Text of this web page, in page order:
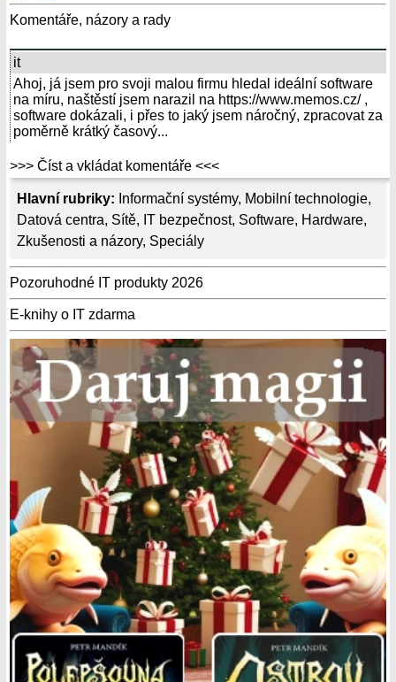
Hlavní rubriky: Informační systémy, Mobilní technologie,
Datová centra, Sítě, IT bezpečnost, Software, Hardware,
Zkušenosti a názory, Speciály
Pozoruhodné IT produkty 2026
E-knihy o IT zdarma
Komentáře, názory a rady
it
Ahoj, já jsem pro svoji malou firmu hledal ideální software
na míru, naštěstí jsem narazil na https://www.memos.cz/ ,
software dokázali, i přes to jaký jsem náročný, zpracovat za
poměrně krátký časový...
>>> Číst a vkládat komentáře <<<